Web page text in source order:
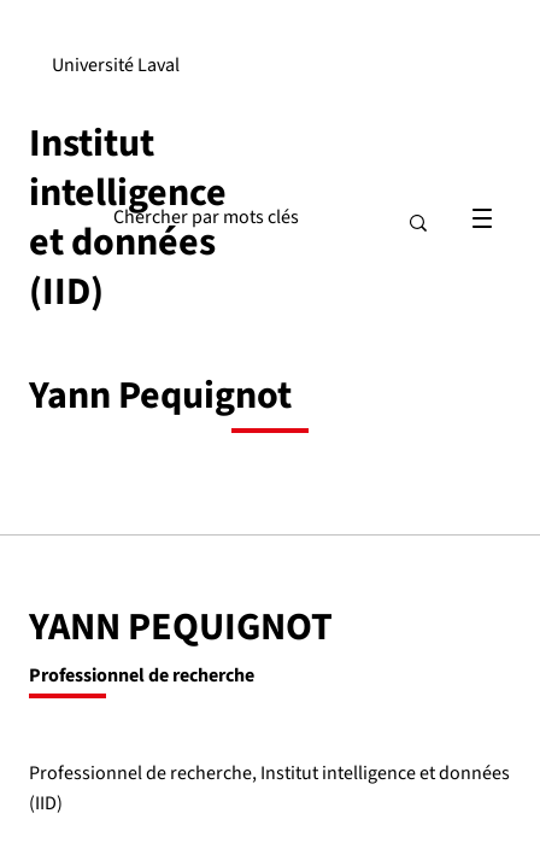
Institut
intelligence
et données
(IID)
Université Laval
Yann Pequignot
YANN PEQUIGNOT
Professionnel de recherche
Professionnel de recherche, Institut intelligence et données
(IID)